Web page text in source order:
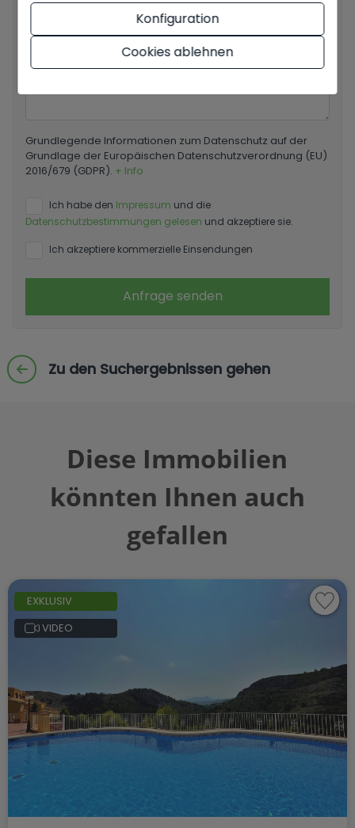
Ihre Nachricht
Grundlegende Informationen zum Datenschutz auf der
Grundlage der Europäischen Datenschutzverordnung (EU)
2016/679 (GDPR). + Info
Ich habe den Impressum und die
Datenschutzbestimmungen gelesen und akzeptiere sie.
Ich akzeptiere kommerzielle Einsendungen
Anfrage senden
Zu den Suchergebnissen gehen
Diese Immobilien
könnten Ihnen auch
gefallen
EXKLUSIV
VIDEO
Konfiguration
Cookies ablehnen